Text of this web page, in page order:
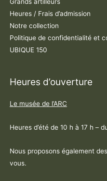
Grands artilleurs
Heures / Frais d’admission
Notre collection
Politique de confidentialité et
UBIQUE 150
Heures d’ouverture
Le musée de l’ARC
Heures d’été de 10 h à 17 h –
Nous proposons également
vous.